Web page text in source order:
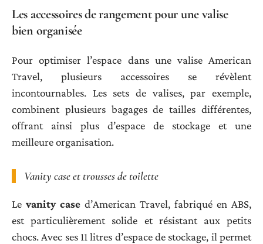
Les accessoires de rangement pour une valise
bien organisée
Pour optimiser l’espace dans une valise American
Travel, plusieurs accessoires se révèlent
incontournables. Les sets de valises, par exemple,
combinent plusieurs bagages de tailles différentes,
offrant ainsi plus d’espace de stockage et une
meilleure organisation.
Vanity case et trousses de toilette
Le vanity case d’American Travel, fabriqué en ABS,
est particulièrement solide et résistant aux petits
chocs. Avec ses 11 litres d’espace de stockage, il permet